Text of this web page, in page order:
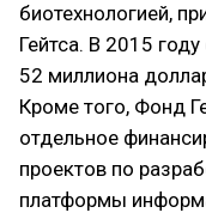
биотехнологией,
Гейтса. В 2015
52 миллиона
Кроме того, Фонд
отдельное
проектов по
платформы